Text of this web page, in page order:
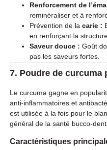
Renforcement de
reminéraliser et à
Prévention de la carie :
en renforçant la
Saveur douce : Goût
pas les saveurs fortes.
7. Poudre de curcuma
Le curcuma gagne en
anti-inflammatoires et
est utilisée à la fois pour le
général de la santé bucco-
Caractéristiques